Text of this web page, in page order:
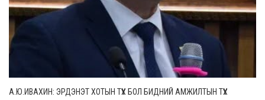
А.Ю.ИВАХИН: ЭРДЭНЭТ ХОТЫН ТҮҮХ БОЛ БИДНИЙ АМЖИЛТЫН ТҮҮХ